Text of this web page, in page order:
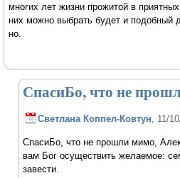
многих лет жизни прожитой в
них можно выбрать будет и подобный
но.
СпасиБо, что не
Светлана Коппел-Ковтун, 11/
СпасиБо, что не прошли мимо,
вам Бог осуществить желаемое:
завести.